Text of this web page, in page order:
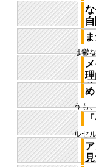
（C）
員会 2
前で、
を今日
が好き
だ、そ
僕は鬱
もらう
ること
僕はメ
用の、
チャン
どうも
とタイ
す ……音
ベルセ
で記事
きたい